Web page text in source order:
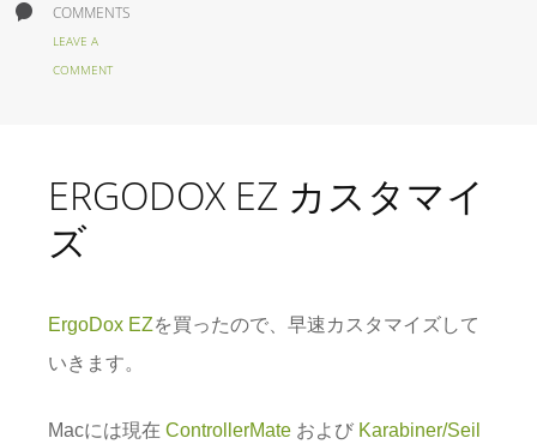
COMMENTS
LEAVE A
COMMENT
ERGODOX EZ カスタマイ
ズ
ErgoDox EZを買ったので、早速カスタマイズして
いきます。
Macには現在 ControllerMate および Karabiner/Seil